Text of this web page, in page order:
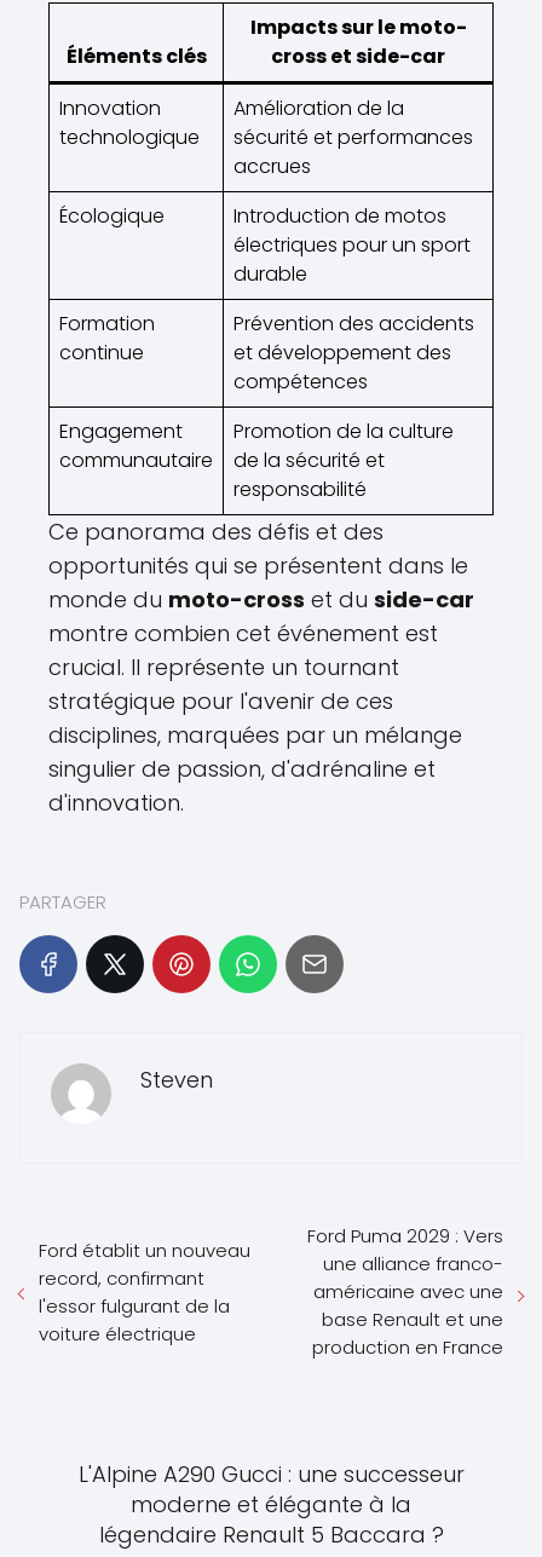
Éléments clés
Impacts sur le moto-
cross et side-car
Innovation
technologique
Amélioration de la
sécurité et performances
accrues
Écologique
Introduction de motos
électriques pour un sport
durable
Formation
continue
Prévention des accidents
et développement des
compétences
Engagement
communautaire
Promotion de la culture
de la sécurité et
responsabilité
Ce panorama des défis et des
opportunités qui se présentent dans le
monde du moto-cross et du side-car
montre combien cet événement est
crucial. Il représente un tournant
stratégique pour l'avenir de ces
disciplines, marquées par un mélange
singulier de passion, d'adrénaline et
d'innovation.
PARTAGER
Steven
Ford établit un nouveau
record, confirmant
l'essor fulgurant de la
voiture électrique
Ford Puma 2029 : Vers
une alliance franco-
américaine avec une
base Renault et une
production en France
L'Alpine A290 Gucci : une successeur
moderne et élégante à la
légendaire Renault 5 Baccara ?